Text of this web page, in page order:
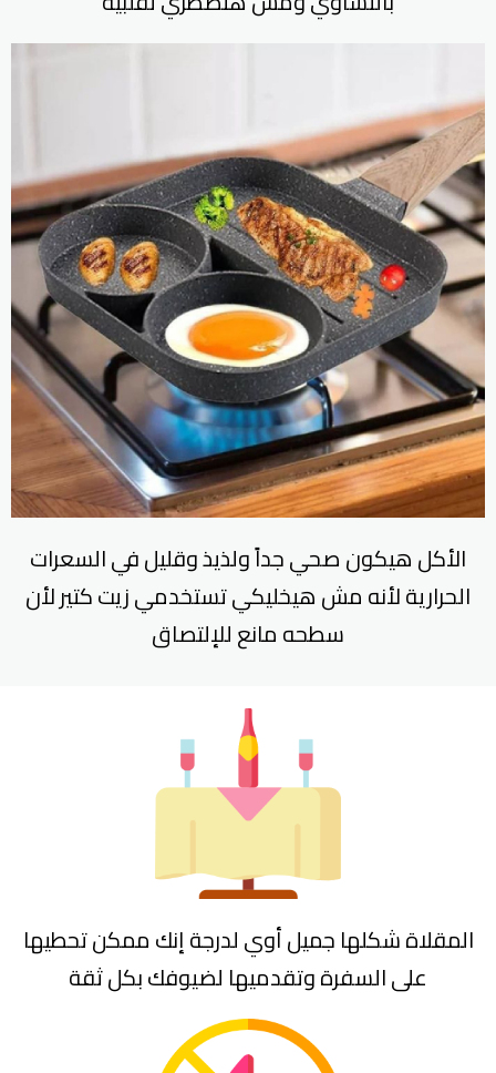
الأكل هيكون صحي جداً ولذيذ وقليل في السعرات
الحرارية لأنه مش هيخليكي تستخدمي زيت كتير لأن
سطحه مانع للإلتصاق
المقلاة شكلها جميل أوي لدرجة إنك ممكن تحطيها
على السفرة وتقدميها لضيوفك بكل ثقة